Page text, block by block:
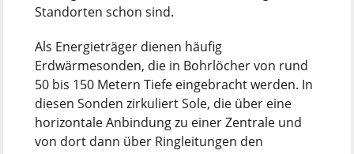
Standorten schon sind.
Als Energieträger dienen häufig
Erdwärmesonden, die in Bohrlöcher von rund
50 bis 150 Metern Tiefe eingebracht werden. In
diesen Sonden zirkuliert Sole, die über eine
horizontale Anbindung zu einer Zentrale und
von dort dann über Ringleitungen den